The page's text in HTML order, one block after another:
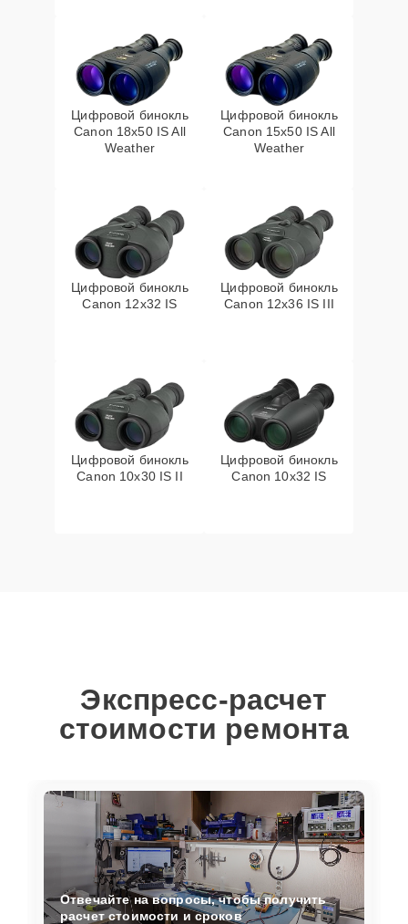
Цифровой бинокль
Canon 18x50 IS All
Weather
Цифровой бинокль
Canon 15x50 IS All
Weather
Цифровой бинокль
Canon 12x32 IS
Цифровой бинокль
Canon 12x36 IS III
Цифровой бинокль
Canon 10x30 IS II
Цифровой бинокль
Canon 10x32 IS
Экспресс-расчет
стоимости ремонта
Отвечайте на вопросы, чтобы получить
расчет стоимости и сроков